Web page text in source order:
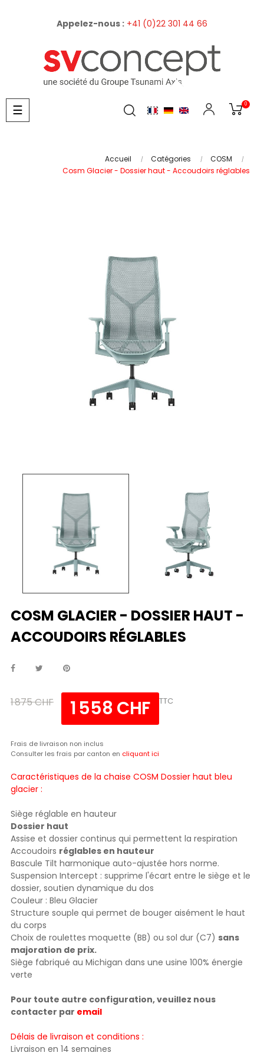
Appelez-nous : +41 (0)22 301 44 66
0
Basculer
la
☰
Accueil Catégories
COSM
Cosm Glacier - Dossier haut - Accoudoirs réglables
COSM GLACIER - DOSSIER HAUT -
ACCOUDOIRS RÉGLABLES
1 875 CHF 1 558 CHF TTC
Frais de livraison non inclus
Consulter les frais par canton en cliquant ici
Caractéristiques de la chaise COSM Dossier haut bleu
glacier :
Siège réglable en hauteur
Dossier haut
Assise et dossier continus qui permettent la respiration
Accoudoirs réglables en hauteur
Bascule Tilt harmonique auto-ajustée hors norme.
Suspension Intercept : supprime l'écart entre le siège et le
dossier, soutien dynamique du dos
Couleur : Bleu Glacier
Structure souple qui permet de bouger aisément le haut
du corps
Choix de roulettes moquette (BB) ou sol dur (C7) sans
majoration de prix.
Siège fabriqué au Michigan dans une usine 100% énergie
verte
Pour toute autre configuration, veuillez nous
contacter par email
Délais de livraison et conditions :
Livraison en 14 semaines